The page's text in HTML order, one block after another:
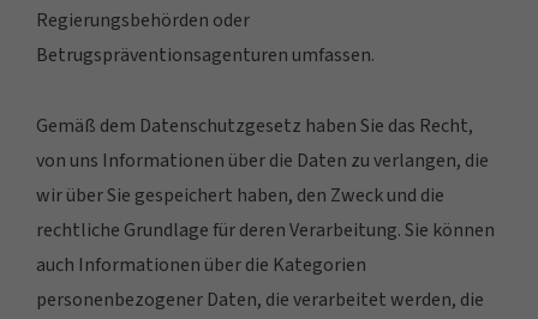
Regierungsbehörden oder
Betrugspräventionsagenturen umfassen.
Gemäß dem Datenschutzgesetz haben Sie das Recht,
von uns Informationen über die Daten zu verlangen, die
wir über Sie gespeichert haben, den Zweck und die
rechtliche Grundlage für deren Verarbeitung. Sie können
auch Informationen über die Kategorien
personenbezogener Daten, die verarbeitet werden, die